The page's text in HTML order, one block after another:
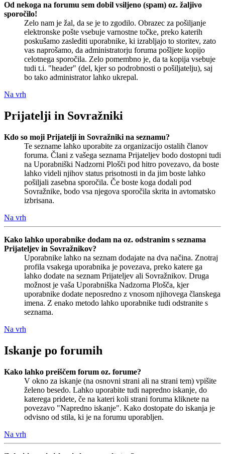
Od nekoga na forumu sem dobil vsiljeno (spam) oz. žaljivo
sporočilo!
Zelo nam je žal, da se je to zgodilo. Obrazec za pošiljanje
elektronske pošte vsebuje varnostne točke, preko katerih
poskušamo zaslediti uporabnike, ki izrabljajo to storitev, zato
vas naprošamo, da administratorju foruma pošljete kopijo
celotnega sporočila. Zelo pomembno je, da ta kopija vsebuje
tudi t.i. "header" (del, kjer so podrobnosti o pošiljatelju), saj
bo tako administrator lahko ukrepal.
Na vrh
Prijatelji in Sovražniki
Kdo so moji Prijatelji in Sovražniki na seznamu?
Te sezname lahko uporabite za organizacijo ostalih članov
foruma. Člani z vašega seznama Prijateljev bodo dostopni tudi
na Uporabniški Nadzorni Plošči pod hitro povezavo, da boste
lahko videli njihov status prisotnosti in da jim boste lahko
pošiljali zasebna sporočila. Če boste koga dodali pod
Sovražnike, bodo vsa njegova sporočila skrita in avtomatsko
izbrisana.
Na vrh
Kako lahko uporabnike dodam na oz. odstranim s seznama
Prijateljev in Sovražnikov?
Uporabnike lahko na seznam dodajate na dva načina. Znotraj
profila vsakega uporabnika je povezava, preko katere ga
lahko dodate na seznam Prijateljev ali Sovražnikov. Druga
možnost je vaša Uporabniška Nadzorna Plošča, kjer
uporabnike dodate neposredno z vnosom njihovega članskega
imena. Z enako metodo lahko uporabnike tudi odstranite s
seznama.
Na vrh
Iskanje po forumih
Kako lahko preiščem forum oz. forume?
V okno za iskanje (na osnovni strani ali na strani tem) vpišite
želeno besedo. Lahko uporabite tudi napredno iskanje, do
katerega pridete, če na kateri koli strani foruma kliknete na
povezavo "Napredno iskanje". Kako dostopate do iskanja je
odvisno od stila, ki je na forumu uporabljen.
Na vrh